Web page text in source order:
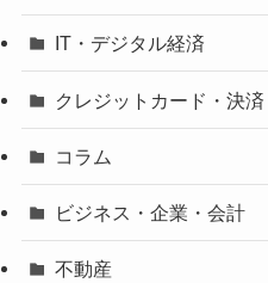
IT・デジタル経済
クレジットカード・決済
コラム
ビジネス・企業・会計
不動産